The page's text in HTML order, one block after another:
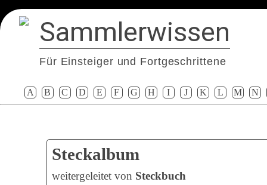
Sammlerwissen
Für Einsteiger und Fortgeschrittene
A B C D E F G H I J K L M N
Steckalbum
weitergeleitet von Steckbuch